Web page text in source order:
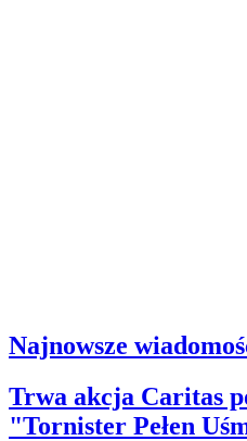
Najnowsze
Trwa akcja Caritas
"Tornister Pełen